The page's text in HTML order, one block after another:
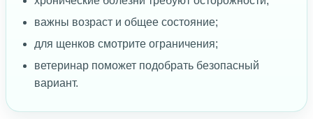
важны возраст и общее состояние;
для щенков смотрите ограничения;
ветеринар поможет подобрать безопасный
вариант.